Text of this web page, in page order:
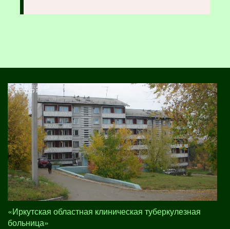
«Иркутская областная клиническая туберкулезная
больница»